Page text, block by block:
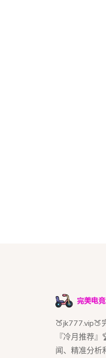
🍑jk777.vip🍑
『冷月推荐
闻、精准分析